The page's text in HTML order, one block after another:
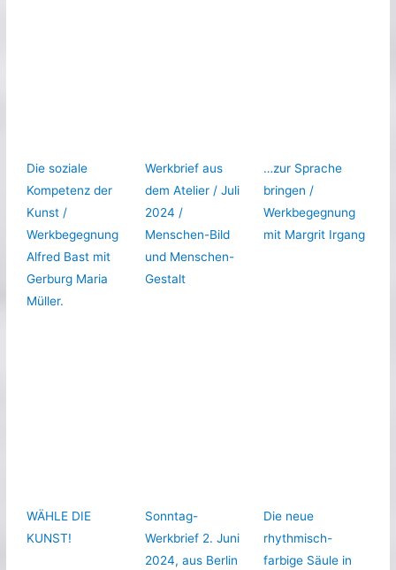
Die soziale
Kompetenz der
Kunst /
Werkbegegnung
Alfred Bast mit
Gerburg Maria
Müller.
Werkbrief aus
dem Atelier / Juli
2024 /
Menschen-Bild
und Menschen-
Gestalt
…zur Sprache
bringen /
Werkbegegnung
mit Margrit Irgang
WÄHLE DIE
KUNST!
Sonntag-
Werkbrief 2. Juni
2024, aus Berlin
Die neue
rhythmisch-
farbige Säule in